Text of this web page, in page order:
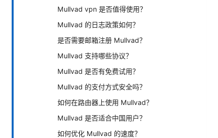
Mullvad vpn 是否值得使用？
Mullvad 的日志政策如何？
是否需要邮箱注册 Mullvad？
Mullvad 支持哪些协议？
Mullvad 是否有免费试用？
Mullvad 的支付方式安全吗？
如何在路由器上使用 Mullvad？
Mullvad 是否适合中国用户？
如何优化 Mullvad 的速度？